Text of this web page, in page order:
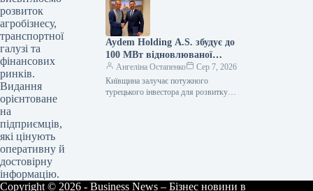
розвиток
агробізнесу,
транспортної
галузі та
фінансових
ринків.
Видання
орієнтоване
на
підприємців,
які цінують
оперативну й
достовірну
інформацію.
прокат…
Aydem Holding A.S. збудує до
100 МВт відновлюваної
енергетики на Київщині
Ангеліна Остапенко
Сер 7, 2026
Київщина залучає потужного
турецького інвестора для розвитку
Copyright © 2026 - Business News – Бізнес новини в